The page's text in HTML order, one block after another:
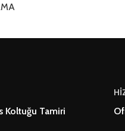
Koltuğu Tamiri